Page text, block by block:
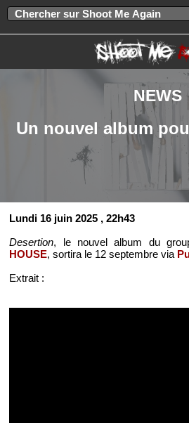
NEWS
Un nouvel album
Lundi 16 juin 2025 , 22h43
Desertion, le nouvel album du
HOUSE, sortira le 12 septembre via
Extrait :